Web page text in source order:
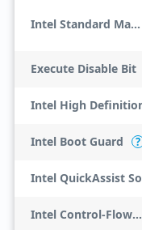
Intel Standard Manageability (ISM)
Execute Disable Bit
Intel Boot Guard ?
Intel Control-Flow Enforcement Technology